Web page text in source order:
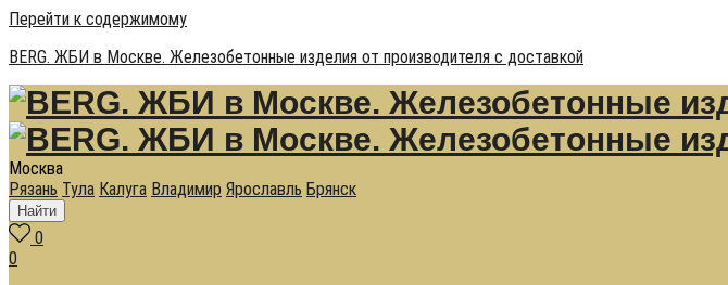
Перейти к содержимому
BERG. ЖБИ в Москве. Железобетонные изделия от производителя с доставкой
Москва
Рязань Тула Калуга Владимир Ярославль Брянск
Найти
0
0